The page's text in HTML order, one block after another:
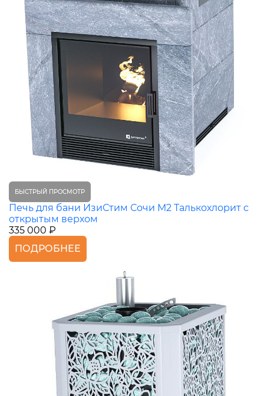
БЫСТРЫЙ ПРОСМОТР
Печь для бани ИзиСтим Сочи М2 Талькохлорит с
открытым верхом
335 000 ₽
ПОДРОБНЕЕ